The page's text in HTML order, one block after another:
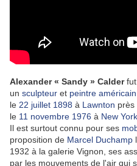
Alexander « Sandy » Calderfut
un sculpteur et peintre américain
le 22 juillet 1898 à Lawnton près
le 11 novembre 1976 à New York
Il est surtout connu pour ses
proposition de Marcel Duchamp
1932 à la galerie Vignon, ses
par les mouvements de l'air qui